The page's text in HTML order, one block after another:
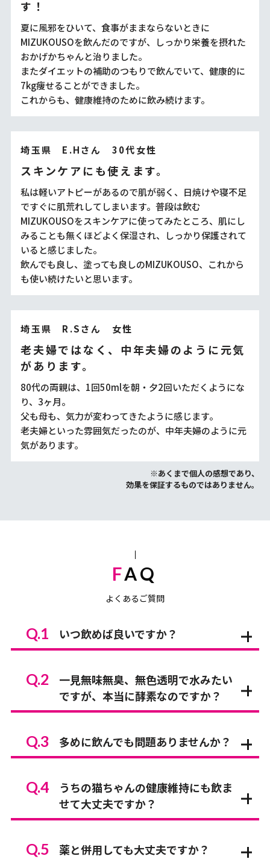
す！
夏に風邪をひいて、食事がままならないときに
MIZUKOUSOを飲んだのですが、しっかり栄養を摂れた
おかげかちゃんと治りました。
またダイエットの補助のつもりで飲んでいて、健康的に
7kg痩せることができました。
これからも、健康維持のために飲み続けます。
埼玉県 E.Hさん 30代女性
スキンケアにも使えます。
私は軽いアトピーがあるので肌が弱く、日焼けや寝不足
ですぐに肌荒れしてしまいます。普段は飲む
MIZUKOUSOをスキンケアに使ってみたところ、肌にし
みることも無くほどよく保湿され、しっかり保護されて
いると感じました。
飲んでも良し、塗っても良しのMIZUKOUSO、これから
も使い続けたいと思います。
埼玉県 R.Sさん 女性
老夫婦ではなく、中年夫婦のように元気
があります。
80代の両親は、1回50mlを朝・夕2回いただくようにな
り、3ヶ月。
父も母も、気力が変わってきたように感じます。
老夫婦といった雰囲気だったのが、中年夫婦のように元
気があります。
※あくまで個人の感想であり、
効果を保証するものではありません。
FAQ
よくあるご質問
Q.1 いつ飲めば良いですか？
Q.2
一見無味無臭、無色透明で水みたい
ですが、本当に酵素なのですか？
Q.3 多めに飲んでも問題ありませんか？
Q.4
うちの猫ちゃんの健康維持にも飲ま
せて大丈夫ですか？
Q.5 薬と併用しても大丈夫ですか？